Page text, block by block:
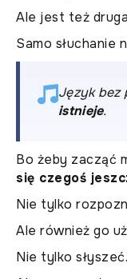
Ale jest też
Samo słuchanie
Język bez
istnieje.
Bo żeby zacząć
się czegoś
Nie tylko
Ale również go
Nie tylko słyszeć.